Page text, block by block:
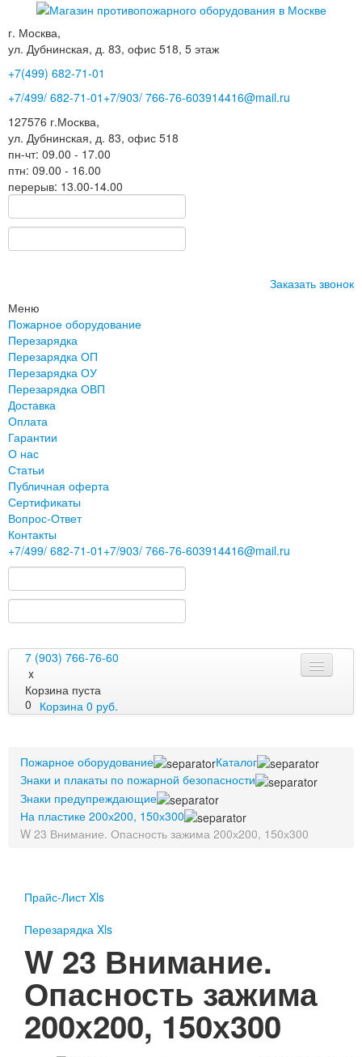
г. Москва,
ул. Дубнинская, д. 83, офис 518, 5 этаж
+7(499) 682-71-01
+7/499/ 682-71-01 +7/903/ 766-76-603914416@mail.ru
127576 г.Москва,
ул. Дубнинская, д. 83, офис 518
пн-чт: 09.00 - 17.00
птн: 09.00 - 16.00
перерыв: 13.00-14.00
Заказать звонок
Меню
Пожарное оборудование
Перезарядка
Перезарядка ОП
Перезарядка ОУ
Перезарядка ОВП
Доставка
Оплата
Гарантии
О нас
Статьи
Публичная оферта
Сертификаты
Вопрос-Ответ
Контакты
+7/499/ 682-71-01 +7/903/ 766-76-603914416@mail.ru
7 (903) 766-76-60
x
Корзина пуста
0 Корзина 0 руб.
Перезарядка
Перезарядка ОП
Перезарядка ОУ
Перезарядка ОВП
Доставка
О нас
Статьи
Сертификаты
Вопрос-Ответ
Контакты
Пожарное оборудование
Каталог
Знаки и плакаты по пожарной безопасности
Знаки предупреждающие
На пластике 200х200, 150х300
W 23 Внимание. Опасность зажима 200х200, 150х300
Прайс-Лист Xls
Перезарядка Xls
W 23 Внимание.
Опасность зажима
200х200, 150х300